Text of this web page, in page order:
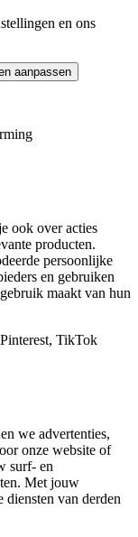
en ons
aanpassen
ook over acties
producten.
persoonlijke
en gebruiken
maakt van hun
TikTok
we advertenties,
onze website of
surf- en
Met jouw
diensten van derden